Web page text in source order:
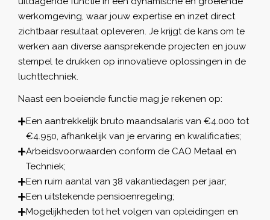
werkomgeving, waar jouw expertise en inzet direct
zichtbaar resultaat opleveren. Je krijgt de kans om te
werken aan diverse aansprekende projecten en jouw
stempel te drukken op innovatieve oplossingen in de
luchttechniek.
Naast een boeiende functie mag je rekenen op:
Een aantrekkelijk bruto maandsalaris van €4.000 tot
€4.950, afhankelijk van je ervaring en kwalificaties;
Arbeidsvoorwaarden conform de CAO Metaal en
Techniek;
Een ruim aantal van 38 vakantiedagen per jaar;
Een uitstekende pensioenregeling;
Mogelijkheden tot het volgen van opleidingen en